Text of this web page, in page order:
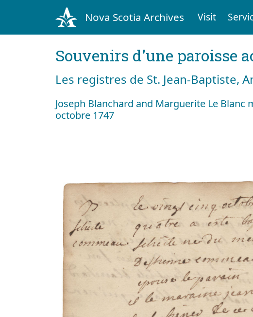
Nova Scotia Archives Visit
Souvenirs d'une paroisse
Les registres de St. Jean-Baptiste,
Joseph Blanchard and Marguerite Le Blanc
octobre 1747